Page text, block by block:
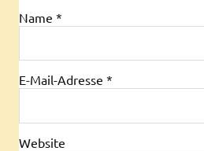
Name *
E-Mail-Adresse *
Website